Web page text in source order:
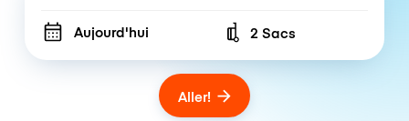
Aujourd'hui Number of bags
2 Sacs
Aller!